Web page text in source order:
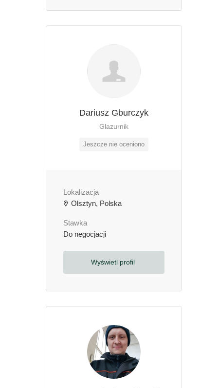
Dariusz Gburczyk
Glazurnik
Jeszcze nie oceniono
Lokalizacja
Olsztyn, Polska
Stawka
Do negocjacji
Wyświetl profil